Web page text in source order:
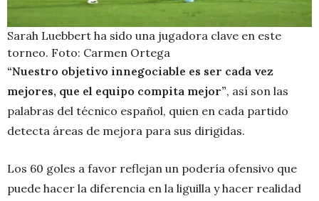
Sarah Luebbert ha sido una jugadora clave en este
torneo. Foto: Carmen Ortega
“Nuestro objetivo innegociable es ser cada vez
mejores, que el equipo compita mejor”, así son las
palabras del técnico español, quien en cada partido
detecta áreas de mejora para sus dirigidas.
Los 60 goles a favor reflejan un podería ofensivo que
puede hacer la diferencia en la liguilla y hacer realidad